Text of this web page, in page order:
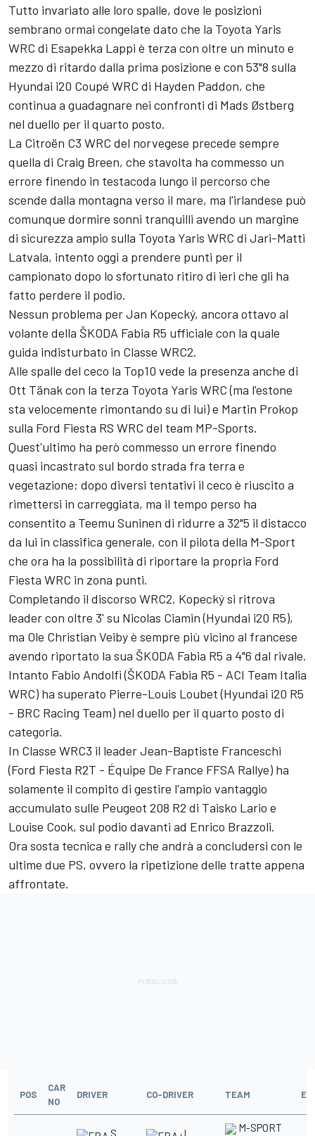
Tutto invariato alle loro spalle, dove le posizioni
sembrano ormai congelate dato che la Toyota Yaris
WRC di Esapekka Lappi è terza con oltre un minuto e
mezzo di ritardo dalla prima posizione e con 53"8 sulla
Hyundai i20 Coupé WRC di Hayden Paddon, che
continua a guadagnare nei confronti di Mads Østberg
nel duello per il quarto posto.
La Citroën C3 WRC del norvegese precede sempre
quella di Craig Breen, che stavolta ha commesso un
errore finendo in testacoda lungo il percorso che
scende dalla montagna verso il mare, ma l'irlandese può
comunque dormire sonni tranquilli avendo un margine
di sicurezza ampio sulla Toyota Yaris WRC di Jari-Matti
Latvala, intento oggi a prendere punti per il
campionato dopo lo sfortunato ritiro di ieri che gli ha
fatto perdere il podio.
Nessun problema per Jan Kopecký, ancora ottavo al
volante della ŠKODA Fabia R5 ufficiale con la quale
guida indisturbato in Classe WRC2.
Alle spalle del ceco la Top10 vede la presenza anche di
Ott Tänak con la terza Toyota Yaris WRC (ma l'estone
sta velocemente rimontando su di lui) e Martin Prokop
sulla Ford Fiesta RS WRC del team MP-Sports.
Quest'ultimo ha però commesso un errore finendo
quasi incastrato sul bordo strada fra terra e
vegetazione; dopo diversi tentativi il ceco è riuscito a
rimettersi in carreggiata, ma il tempo perso ha
consentito a Teemu Suninen di ridurre a 32"5 il distacco
da lui in classifica generale, con il pilota della M-Sport
che ora ha la possibilità di riportare la propria Ford
Fiesta WRC in zona punti.
Completando il discorso WRC2, Kopecký si ritrova
leader con oltre 3' su Nicolas Ciamin (Hyundai i20 R5),
ma Ole Christian Veiby è sempre più vicino al francese
avendo riportato la sua ŠKODA Fabia R5 a 4"6 dal rivale.
Intanto Fabio Andolfi (ŠKODA Fabia R5 - ACI Team Italia
WRC) ha superato Pierre-Louis Loubet (Hyundai i20 R5
- BRC Racing Team) nel duello per il quarto posto di
categoria.
In Classe WRC3 il leader Jean-Baptiste Franceschi
(Ford Fiesta R2T - Équipe De France FFSA Rallye) ha
solamente il compito di gestire l'ampio vantaggio
accumulato sulle Peugeot 208 R2 di Taisko Lario e
Louise Cook, sul podio davanti ad Enrico Brazzoli.
Ora sosta tecnica e rally che andrà a concludersi con le
ultime due PS, ovvero la ripetizione delle tratte appena
affrontate.
POS
CAR
NO
DRIVER CO-DRIVER TEAM
S. J.
M-SPORT